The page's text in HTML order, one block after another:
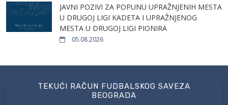
JAVNI POZIVI ZA POPUNU UPRAŽNJENIH MESTA
U DRUGOJ LIGI KADETA I UPRAŽNJENOG
MESTA U DRUGOJ LIGI PIONIRA
05.08.2026
TEKUĆI RAČUN FUDBALSKOG SAVEZA
BEOGRADA